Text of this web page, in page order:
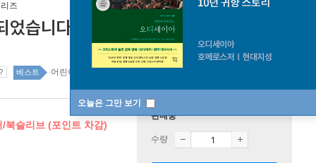
오늘은 그만 보기
즈
었습니다
베스트 어린이 top100 28주
북슬리브 (포인트 차감)
판매중
수량